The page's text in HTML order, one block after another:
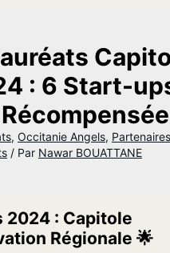
: 6 Start-
, Occitanie Angels, Partenaires
/ Par Nawar BOUATTANE
2024 : Capitole
Régionale 🌟